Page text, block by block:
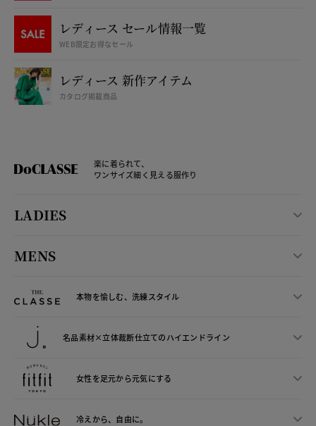
レディース セール情報一覧
WEB限定お得なセール
レディース 新作アイテム
カタログ掲載商品
楽に着られて、
ワンサイズ細く見える服作り
LADIES
MENS
本物を愉しむ、洗練スタイル
名品素材×立体裁断仕立てのハイエンドライン
女性を足元から元気にする
冷えから、 自由に。